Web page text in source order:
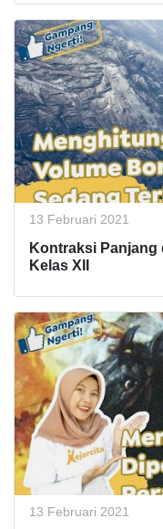
13 Februari 2021
Kontraksi Panjang
Kelas XII
13 Februari 2021